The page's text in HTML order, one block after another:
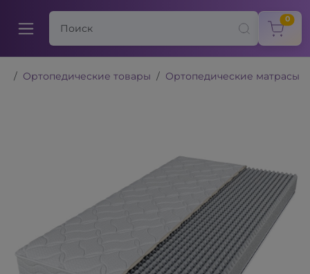
0
Ортопедические товары Ортопедические матрасы